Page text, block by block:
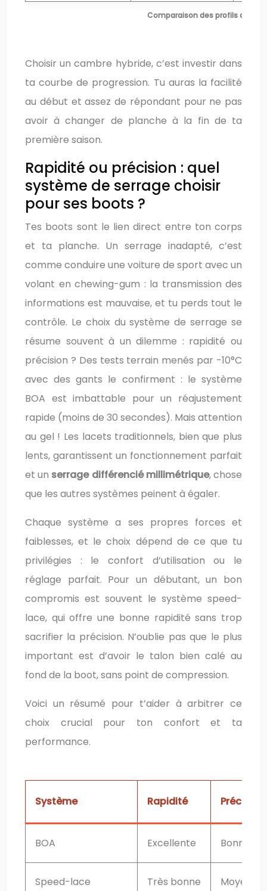
Comparaison des profils de
Choisir un cambre hybride, c’est investir dans
ta courbe de progression. Tu auras la facilité
au début et assez de répondant pour ne pas
avoir à changer de planche à la fin de ta
première saison.
Rapidité ou précision : quel
système de serrage choisir
pour ses boots ?
Tes boots sont le lien direct entre ton corps
et ta planche. Un serrage inadapté, c’est
comme conduire une voiture de sport avec un
volant en chewing-gum : la transmission des
informations est mauvaise, et tu perds tout le
contrôle. Le choix du système de serrage se
résume souvent à un dilemme : rapidité ou
précision ? Des tests terrain menés par -10°C
avec des gants le confirment : le système
BOA est imbattable pour un réajustement
rapide (moins de 30 secondes). Mais attention
au gel ! Les lacets traditionnels, bien que plus
lents, garantissent un fonctionnement parfait
et un serrage différencié millimétrique, chose
que les autres systèmes peinent à égaler.
Chaque système a ses propres forces et
faiblesses, et le choix dépend de ce que tu
privilégies : le confort d’utilisation ou le
réglage parfait. Pour un débutant, un bon
compromis est souvent le système speed-
lace, qui offre une bonne rapidité sans trop
sacrifier la précision. N’oublie pas que le plus
important est d’avoir le talon bien calé au
fond de la boot, sans point de compression.
Voici un résumé pour t’aider à arbitrer ce
choix crucial pour ton confort et ta
performance.
Système Rapidité Précision
BOA Excellente Bonne
Speed-lace Très bonne Moyenne